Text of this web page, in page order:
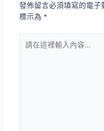
發佈留言必須填寫的電子
標示為 *
在